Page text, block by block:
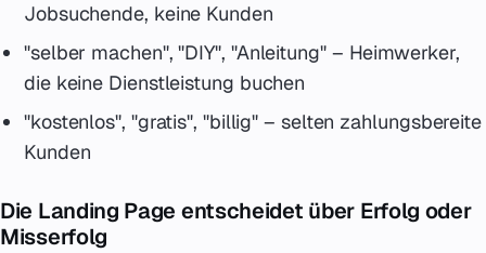
Jobsuchende, keine Kunden
"selber machen", "DIY", "Anleitung" – Heimwerker,
die keine Dienstleistung buchen
"kostenlos", "gratis", "billig" – selten zahlungsbereite
Kunden
Die Landing Page entscheidet über Erfolg oder
Misserfolg